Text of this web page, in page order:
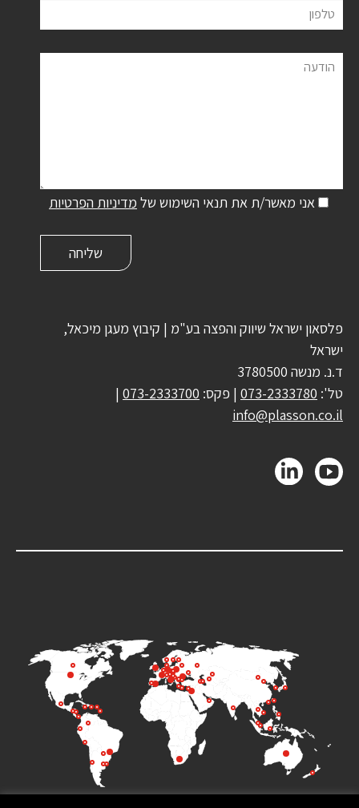
טלפון
הודעה
אני מאשר/ת את תנאי השימוש של מדיניות הפרטיות
פלסאון ישראל שיווק והפצה בע"מ | קיבוץ מעגן מיכאל,
ישראל
ד.נ. מנשה 3780500
טל': 073-2333780 | פקס: 073-2333700
|
info@plasson.co.il